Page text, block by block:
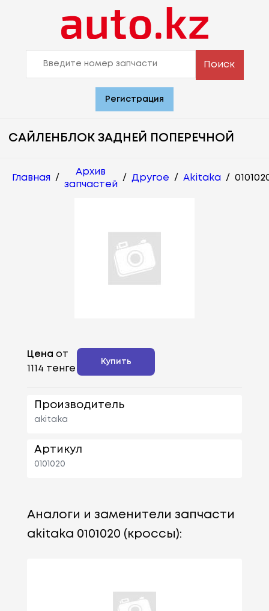
Поиск
Регистрация
САЙЛЕНБЛОК ЗАДНЕЙ ПОПЕРЕЧНОЙ
Главная /
Архив
запчастей
/ Другое / Akitaka /
Цена от
1114 тенге
Купить
Производитель
akitaka
Артикул
0101020
Аналоги и заменители запчасти
akitaka 0101020 (кроссы):